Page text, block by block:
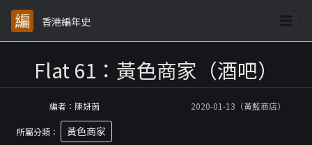
香港編年史
Flat 61：黃色商家（酒吧）
編者：陳妍茵 2020-01-13（黃藍商店）
所屬分類： 黃色商家